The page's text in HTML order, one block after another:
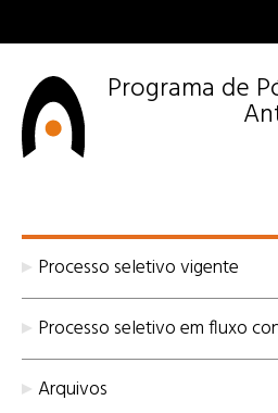
Programa de
Processo seletivo vigente
Processo seletivo em fluxo
Arquivos